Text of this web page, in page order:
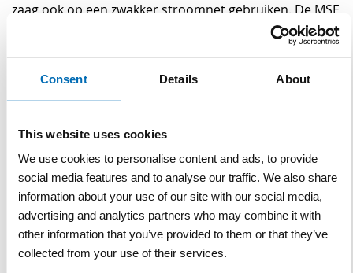
Consent Details About
This website uses cookies
We use cookies to personalise content and ads, to provide
social media features and to analyse our traffic. We also share
information about your use of our site with our social media,
advertising and analytics partners who may combine it with
other information that you’ve provided to them or that they’ve
collected from your use of their services.
zaag ook op een zwakker stroomnet gebruiken. De MSE
gereedschappen te openen is en een doorzichtige
makkelijk.
Ematic-systeem. Door een speciale constructie van het
zaagblad en de ketting komt elke druppel kettingolie
daar terecht waar deze voor de smering nodig is. Het
olieverbruik wordt hierdoor tot zo'n 50% gereduceerd.
Specificaties